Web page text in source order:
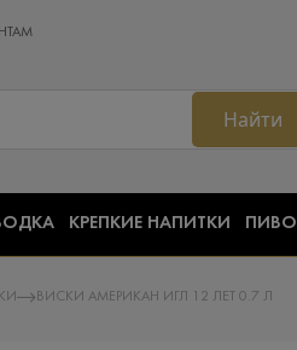
Найти
КРЕПКИЕ НАПИТКИ ПИВО
ВИСКИ АМЕРИКАН ИГЛ 12 ЛЕТ 0.7 Л